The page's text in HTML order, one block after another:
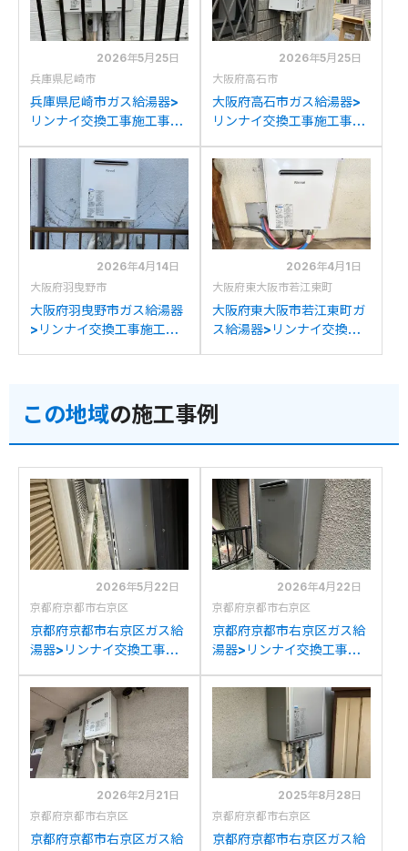
2026年5月25日
兵庫県尼崎市
兵庫県尼崎市ガス給湯器>
リンナイ交換工事施工事
V2401SAWからリンナイ
RUF-205SAW(B)への交換
2026年5月25日
大阪府高石市
大阪府高石市ガス給湯器>
リンナイ交換工事施工事
らリンナイRUF-
205SAW(B)への交換
2026年4月14日
大阪府羽曳野市
大阪府羽曳野市ガス給湯器
>リンナイ交換工事施工事
2026年4月1日
大阪府東大阪市若江東町
大阪府東大阪市若江東町ガ
ス給湯器>リンナイ交換工
この地域の施工事例
2026年5月22日
京都府京都市右京区
京都府京都市右京区ガス給
湯器>リンナイ交換工事施
V2400SAWからリンナイ
RUF-K2406SAW(A)への
交換
2026年4月22日
京都府京都市右京区
京都府京都市右京区ガス給
湯器>リンナイ交換工事施
V2000SAW-1V20からリ
ンナイRUF-
K2406SAW(A)への交換
2026年2月21日
京都府京都市右京区
京都府京都市右京区ガス給
2025年8月28日
京都府京都市右京区
京都府京都市右京区ガス給